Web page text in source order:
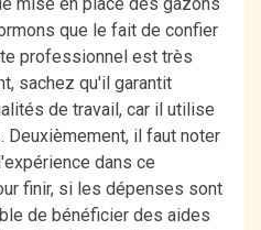
que le fait de confier
professionnel est très
sachez qu'il garantit
de travail, car il utilise
il faut noter
dans ce
finir, si les dépenses sont
de bénéficier des aides